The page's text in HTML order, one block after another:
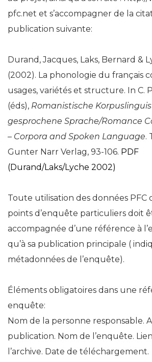
pfc.net et s’accompagner de la
publication suivante:
Durand, Jacques, Laks, Bernard &
(2002). La phonologie du français
usages, variétés et structure. In C.
(éds), Romanistische
gesprochene Sprache/Romance
– Corpora and Spoken Language.
Gunter Narr Verlag, 93-106. PDF
(Durand/Laks/Lyche 2002)
Toute utilisation des données PFC
points d’enquête particuliers doit
accompagnée d’une référence à
qu’à sa publication principale (
métadonnées de l’enquête).
Éléments obligatoires dans une
enquête:
Nom de la personne responsable.
publication. Nom de l’enquête.
l’archive. Date de téléchargement.